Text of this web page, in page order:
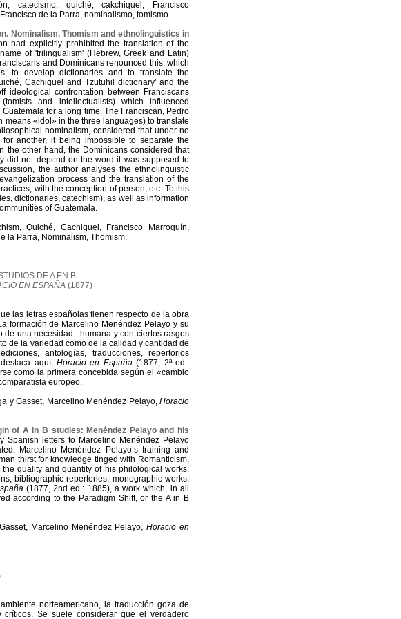
catecismo, quiché, cakchiquel, Francisco
de la Parra, nominalismo, tomismo.
Nominalism, Thomism and ethnolinguistics in
had explicitly prohibited the translation of the
of 'trilingualism' (Hebrew, Greek and Latin)
and Dominicans renounced this, which
to develop dictionaries and to translate the
Cachiquel and Tzutuhil dictionary' and the
ideological confrontation between Franciscans
and intellectualists) which influenced
for a long time. The Franciscan, Pedro
means «idol» in the three languages) to translate
nominalism, considered that under no
another, it being impossible to separate the
the other hand, the Dominicans considered that
did not depend on the word it was supposed to
the author analyses the ethnolinguistic
process and the translation of the
with the conception of person, etc. To this
dictionaries, catechism), as well as information
of Guatemala.
Quiché, Cachiquel, Francisco Marroquín,
la Parra, Nominalism, Thomism.
DE A EN B:
EN ESPAÑA (1877)
las letras españolas tienen respecto de la obra
formación de Marcelino Menéndez Pelayo y su
una necesidad –humana y con ciertos rasgos
de la variedad como de la calidad y cantidad de
antologías, traducciones, repertorios
aquí, Horacio en España(1877, 2ª ed.:
como la primera concebida según el «cambio
europeo.
y Gasset, Marcelino Menéndez Pelayo, Horacio
of A in B studies: Menéndez Pelayo and his
Spanish letters to Marcelino Menéndez Pelayo
Marcelino Menéndez Pelayo’s training and
thirst for knowledge tinged with Romanticism,
quality and quantity of his philological works:
bibliographic repertories, monographic works,
(1877, 2nd ed.: 1885), a work which, in all
according to the Paradigm Shift, or the A in B
Marcelino Menéndez Pelayo,Horacio en
norteamericano, la traducción goza de
Se suele considerar que el verdadero